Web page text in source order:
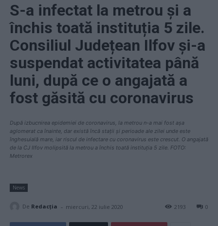
S-a infectat la metrou și a
închis toată instituția 5 zile.
Consiliul Județean Ilfov și-a
suspendat activitatea până
luni, după ce o angajată a
fost găsită cu coronavirus
După izbucnirea epidemiei de coronavirus, la metrou n-a mai fost așa
aglomerat ca înainte, dar există încă stații și perioade ale zilei unde este
înghesuială mare, iar riscul de infectare cu coronavirus este crescut. O angajată
de la CJ Ilfov molipsită la metrou a închis toată instituția 5 zile. FOTO:
Metrorex
News
De Redacţia - miercuri, 22 iulie 2020 0
2193